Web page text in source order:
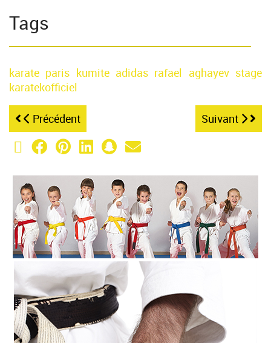
Tags
karate paris kumite adidas rafael aghayev stage
karatekofficiel
Précédent Suivant
X (Twitter)
Facebook
Pinterest
LinkedIn
Snapchat
Email